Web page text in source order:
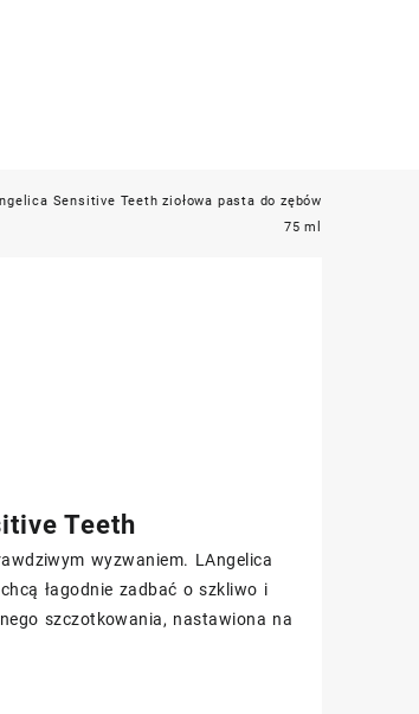
Sensitive Teeth ziołowa pasta do zębów
75 ml
Teeth
wyzwaniem. LAngelica
łagodnie zadbać o szkliwo i
szczotkowania, nastawiona na